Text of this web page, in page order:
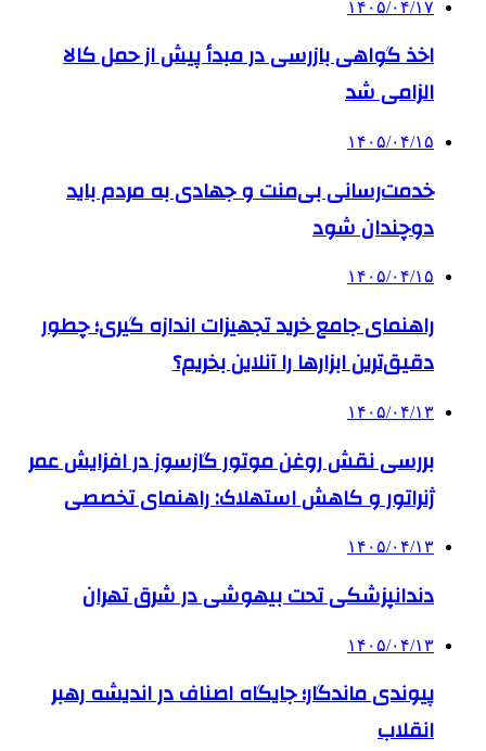
۱۴۰۵/۰۴/۱۷
اخذ گواهی بازرسی در مبدأ پیش از حمل کالا
الزامی شد
۱۴۰۵/۰۴/۱۵
خدمت‌رسانی بی‌منت و جهادی به مردم باید
دوچندان شود
۱۴۰۵/۰۴/۱۵
راهنمای جامع خرید تجهیزات اندازه گیری؛ چطور
دقیق‌ترین ابزارها را آنلاین بخریم؟
۱۴۰۵/۰۴/۱۳
بررسی نقش روغن موتور گازسوز در افزایش عمر
ژنراتور و کاهش استهلاک: راهنمای تخصصی
۱۴۰۵/۰۴/۱۳
دندانپزشکی تحت بیهوشی در شرق تهران
۱۴۰۵/۰۴/۱۳
پیوندی ماندگار؛ جایگاه اصناف در اندیشه رهبر
انقلاب